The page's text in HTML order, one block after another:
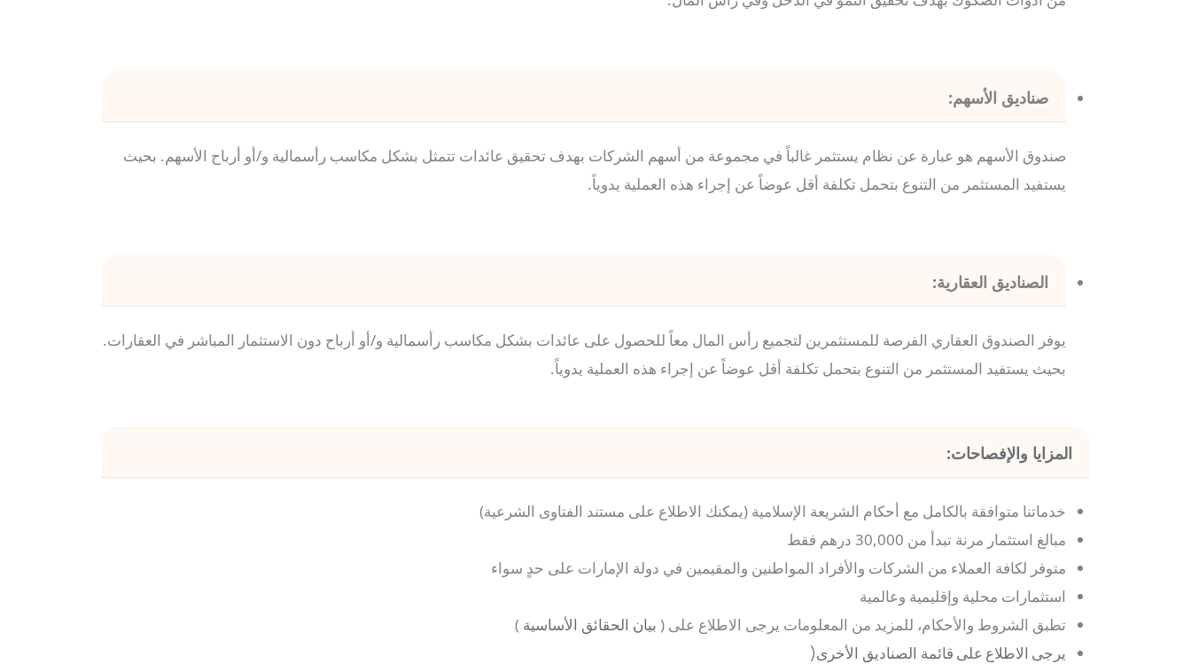
صناديق الأسهم:
صندوق الأسهم هو عبارة عن نظام يستثمر غالباً في مجموعة من أسهم الشركات بهدف تحقيق عائدات تتمثل بشكل مكاسب رأسمالية و/أو أرباح الأسهم. بحيث
يستفيد المستثمر من التنوع بتحمل تكلفة أقل عوضاً عن إجراء هذه العملية يدوياً.
الصناديق العقارية:
يوفر الصندوق العقاري الفرصة للمستثمرين لتجميع رأس المال معاً للحصول على عائدات بشكل مكاسب رأسمالية و/أو أرباح دون الاستثمار المباشر في العقارات.
بحيث يستفيد المستثمر من التنوع بتحمل تكلفة أقل عوضاً عن إجراء هذه العملية يدوياً.
المزايا والإفصاحات:
خدماتنا متوافقة بالكامل مع أحكام الشريعة الإسلامية (يمكنك الاطلاع على مستند الفتاوى الشرعية)
مبالغ استثمار مرنة تبدأ من 30,000 درهم فقط
متوفر لكافة العملاء من الشركات والأفراد المواطنين والمقيمين في دولة الإمارات على حدٍ سواء
استثمارات محلية وإقليمية وعالمية
تطبق الشروط والأحكام، للمزيد من المعلومات يرجى الاطلاع على ( بيان الحقائق الأساسية )
يرجى الاطلاع على قائمة الصناديق الأخرى(